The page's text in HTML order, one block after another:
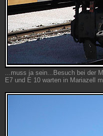
...muss ja sein...Besuch bei der
E7 und E 10 warten in Mariazell